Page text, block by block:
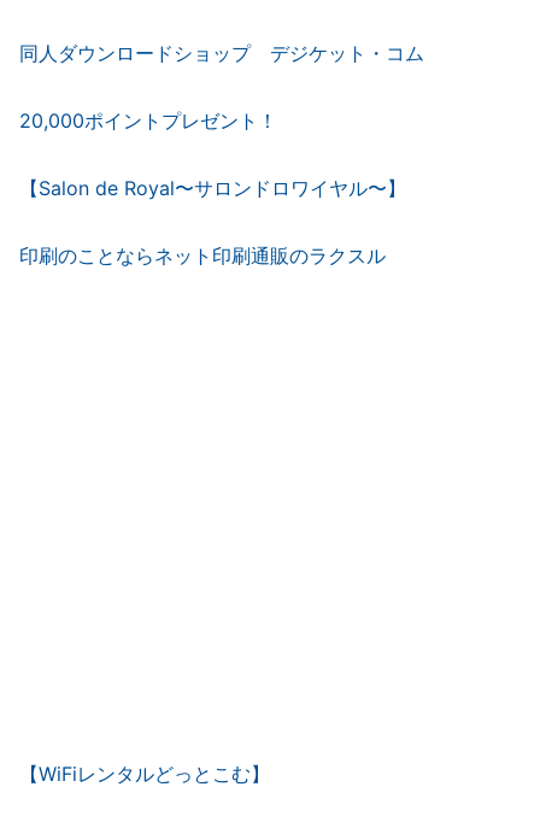
同人ダウンロードショップ デジケット・コム
20,000ポイントプレゼント！
【Salon de Royal〜サロンドロワイヤル〜】
印刷のことならネット印刷通販のラクスル
【WiFiレンタルどっとこむ】